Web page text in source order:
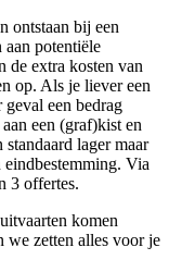
ontstaan bij een
potentiële
de extra kosten van
op. Als je liever een
een bedrag
een (graf)kist en
lager maar
eindbestemming. Via
3 offertes.
komen
we zetten alles voor je